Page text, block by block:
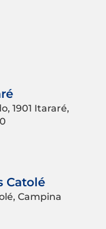
1901 Itararé,
Catolé
Campina